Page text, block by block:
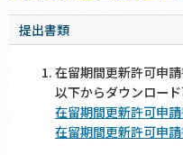
提出書類
在留期間更新許可申
以下からダウンロード
在留期間更新許可申請
在留期間更新許可申請